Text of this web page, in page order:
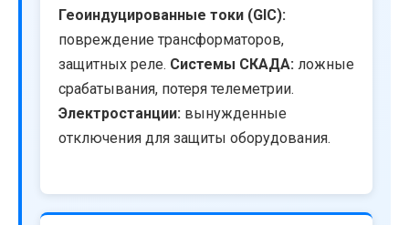
Геоиндуцированные токи (GIC):
повреждение трансформаторов,
защитных реле. Системы СКАДА: ложные
срабатывания, потеря телеметрии.
Электростанции: вынужденные
отключения для защиты оборудования.